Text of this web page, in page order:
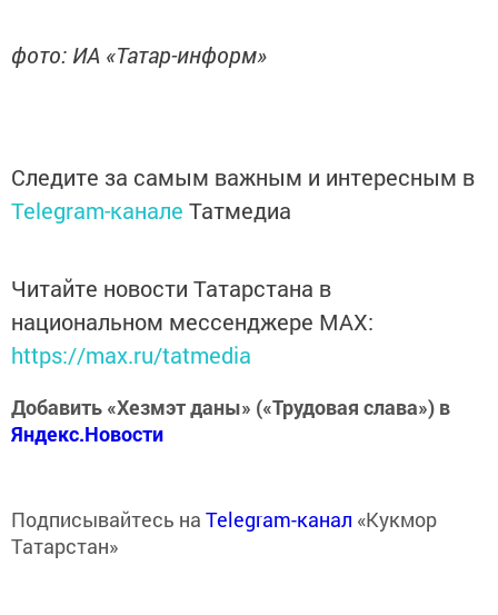
фото: ИА «Татар-информ»
Следите за самым важным и интересным в
Telegram-канале Татмедиа
Читайте новости Татарстана в
национальном мессенджере MАХ:
https://max.ru/tatmedia
Добавить «Хезмэт даны» («Трудовая слава») в
Яндекс.Новости
Подписывайтесь на Telegram-канал «Кукмор
Татарстан»